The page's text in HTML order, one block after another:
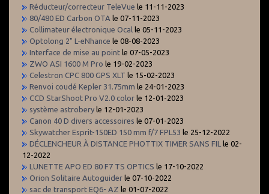
Réducteur/correcteur TeleVue le 11-11-2023
80/480 ED Carbon OTA le 07-11-2023
Collimateur électronique Ocal le 05-11-2023
Optolong 2" L-eNhance le 08-08-2023
Interface de mise au point le 07-05-2023
ZWO ASI 1600 M Pro le 19-02-2023
Celestron CPC 800 GPS XLT le 15-02-2023
Renvoi coudé Kepler 31.75mm le 24-01-2023
CCD StarShoot Pro V2.0 color le 12-01-2023
système astrobery le 12-01-2023
Canon 40 D divers accessoires le 07-01-2023
Skywatcher Esprit-150ED 150 mm f/7 FPL53 le 25-12-2022
DÉCLENCHEUR À DISTANCE PHOTTIX TIMER SANS FIL le 02-
12-2022
LUNETTE APO ED 80 F7 TS OPTICS le 17-10-2022
Orion Solitaire Autoguider le 07-10-2022
sac de transport EQ6- AZ le 01-07-2022